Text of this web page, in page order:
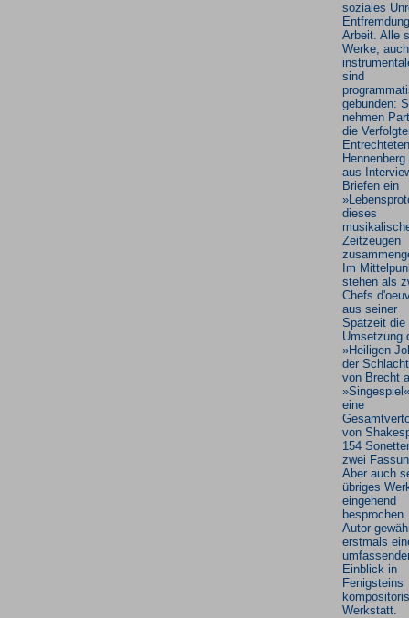
soziales
Arbeit. Alle
Werke,
sind
gebunden:
nehmen
die
Hennenberg
aus
Briefen ein
dieses
Zeitzeugen
Im
stehen als
Chefs
aus seiner
Spätzeit die
Umsetzung
»Heiligen
der
von Brecht
eine
von
154
zwei
Aber auch
übriges
eingehend
Autor
erstmals
Einblick in
Fenigsteins
Werkstatt.